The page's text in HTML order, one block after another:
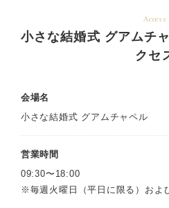
Access
小さな結婚式 グアムチ
クセ
会場名
小さな結婚式 グアムチャペル
営業時間
09:30〜18:00
※毎週火曜日（平日に限る）およ